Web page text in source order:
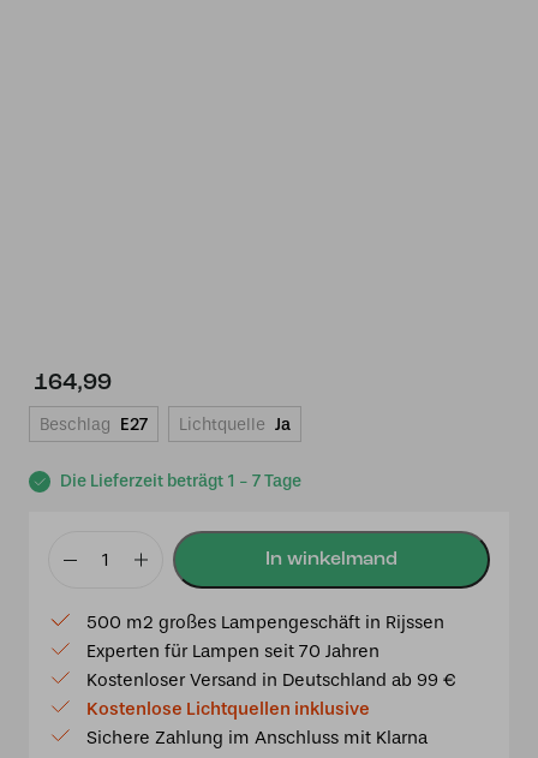
Die Lieferzeit beträgt 1 - 7 Tage
164,99
Beschlag E27 Lichtquelle Ja
Tiffany
Austria
25
-
Schnur
Menge
500 m2 großes Lampengeschäft in Rijssen
Experten für Lampen seit 70 Jahren
Kostenloser Versand in Deutschland ab 99 €
Kostenlose Lichtquellen inklusive
Sichere Zahlung im Anschluss mit Klarna